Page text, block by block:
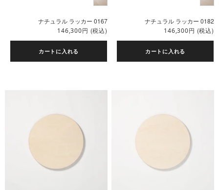
ナチュラル ラッカー 0167
146,300円 (税込)
カートに入れる
ナチュラル ラッカー 0182
146,300円 (税込)
カートに入れる